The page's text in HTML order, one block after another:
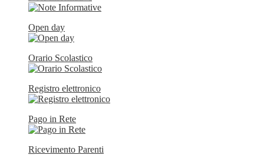
Open day
Orario Scolastico
Registro elettronico
Pago in Rete
Ricevimento Parenti